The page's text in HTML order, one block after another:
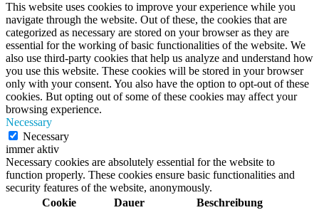
This website uses cookies to improve your experience while you
navigate through the website. Out of these, the cookies that are
categorized as necessary are stored on your browser as they are
essential for the working of basic functionalities of the website. We
also use third-party cookies that help us analyze and understand how
you use this website. These cookies will be stored in your browser
only with your consent. You also have the option to opt-out of these
cookies. But opting out of some of these cookies may affect your
browsing experience.
Necessary
Necessary
immer aktiv
Necessary cookies are absolutely essential for the website to
function properly. These cookies ensure basic functionalities and
security features of the website, anonymously.
Cookie
Dauer Beschreibung